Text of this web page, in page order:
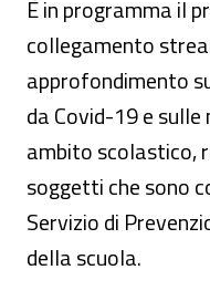
È in programma il
collegamento
approfondimento
da Covid-19 e sulle
ambito scolastico,
soggetti che sono
Servizio di
della scuola.